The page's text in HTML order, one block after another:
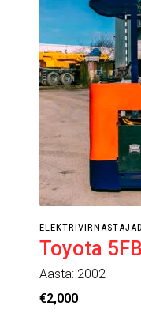
ELEKTRIVIRNASTAJAD
Toyota
Aasta: 2002
€2,000